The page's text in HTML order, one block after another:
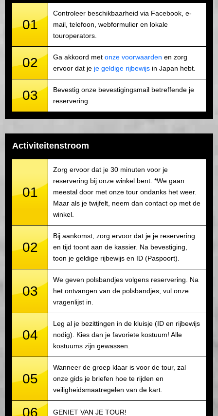
01
Controleer beschikbaarheid via Facebook, e-
mail, telefoon, webformulier en lokale
touroperators.
02 Ga akkoord met onze voorwaarden en zorg
ervoor dat je je geldige rijbewijs in Japan hebt.
03
Bevestig onze bevestigingsmail betreffende je
reservering.
Activiteitenstroom
01
Zorg ervoor dat je 30 minuten voor je
reservering bij onze winkel bent. *We gaan
meestal door met onze tour ondanks het weer.
Maar als je twijfelt, neem dan contact op met de
winkel.
02
Bij aankomst, zorg ervoor dat je je reservering
en tijd toont aan de kassier. Na bevestiging,
toon je geldige rijbewijs en ID (Paspoort).
03
We geven polsbandjes volgens reservering. Na
het ontvangen van de polsbandjes, vul onze
vragenlijst in.
04
Leg al je bezittingen in de kluisje (ID en rijbewijs
nodig). Kies dan je favoriete kostuum! Alle
kostuums zijn gewassen.
05
Wanneer de groep klaar is voor de tour, zal
onze gids je briefen hoe te rijden en
veiligheidsmaatregelen van de kart.
06 GENIET VAN JE TOUR!